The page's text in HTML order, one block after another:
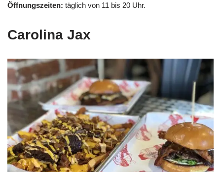
Öffnungszeiten: täglich von 11 bis 20 Uhr.
Carolina Jax